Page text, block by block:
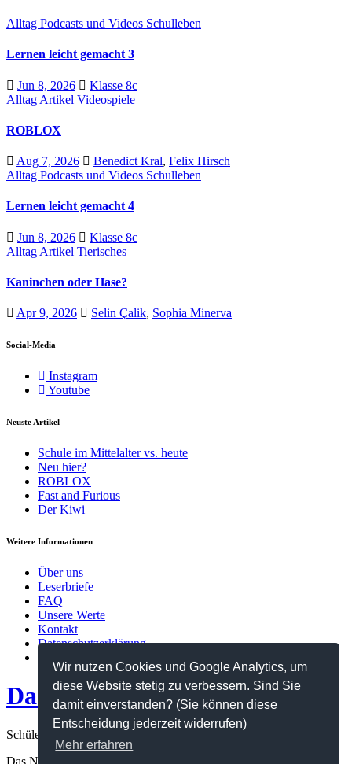
Wir nutzen Cookies und Google Analytics, um
diese Website stetig zu verbessern. Sind Sie
damit einverstanden? (Sie können diese
Entscheidung jederzeit widerrufen)
Mehr erfahren
Alltag Podcasts und Videos Schulleben
Lernen leicht gemacht 3
Jun 8, 2026
Klasse 8c
Alltag Artikel Videospiele
ROBLOX
Aug 7, 2026 Benedict Kral, Felix Hirsch
Alltag Podcasts und Videos Schulleben
Lernen leicht gemacht 4
Jun 8, 2026
Klasse 8c
Alltag Artikel Tierisches
Kaninchen oder Hase?
Apr 9, 2026 Selin Çalik, Sophia Minerva
Social-Media
Instagram
Youtube
Neuste Artikel
Schule im Mittelalter vs. heute
Neu hier?
ROBLOX
Fast and Furious
Der Kiwi
Weitere Informationen
Über uns
Leserbriefe
FAQ
Unsere Werte
Kontakt
Datenschutzerklärung
Das Netz
Schülerzeitung des Hanns-Seidel-Gymnasiums
Das Netz ©2026